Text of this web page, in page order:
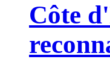
Côte